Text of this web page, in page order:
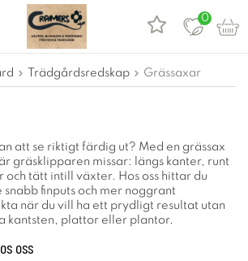
0
Trädgårdsredskap Grässaxar
att se riktigt färdig ut? Med en grässax
gräsklipparen missar: längs kanter, runt
och tätt intill växter. Hos oss hittar du
finputs och mer noggrant
när du vill ha ett prydligt resultat utan
kantsten, plattor eller plantor.
oss